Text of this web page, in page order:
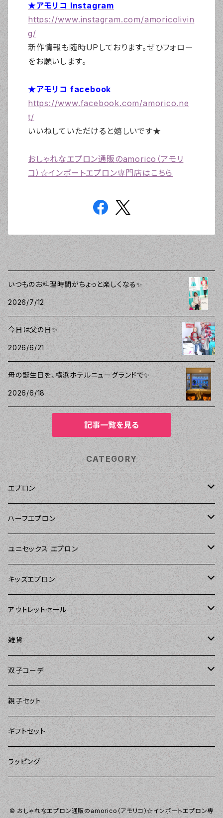
★アモリコ Instagram
https://www.instagram.com/amoricolivin
g/
新作情報も随時UPしております。ぜひフォロー
をお願いします。
★アモリコ facebook
https://www.facebook.com/amorico.ne
t/
いいねしていただけると嬉しいです★
おしゃれなエプロン通販のamorico（アモリ
コ）☆インポートエプロン専門店はこちら
いつものお料理時間がちょっと楽しくなる✨
2026/7/12
今日は父の日✨
2026/6/21
母の誕生日を、横浜ホテルニューグランドで✨
2026/6/18
記事一覧を見る
CATEGORY
エプロン
Kitsch'n Glam（キッチングラム）
Sierra Rose（シエラローズ）
Tarantinalovers（タランティーナ ラバーズ）
The Sunday Girl（ザサンデーガール）
Carolyn's Kitchen（キャロリンズキッチン）
Sugar baby aprons（シュガーベイビー）
DII（ディーアイアイ）
MOZI（モジ）
amorico（アモリコ）
I love Aprons（アラブエプロンズ）
ハーフエプロン
Sierra Rose（シエラローズ）
ユニセックス エプロン
DII（ディーアイアイ）
Sierra Rose（シエラローズ）
amorico（アモリコ）
キッズエプロン
Sierra Rose（シエラローズ）
The Sunday Girl（ザサンデーガール）
ASD Living（エーエスディーリビング）
Kitsch'n Glam（キッチングラム）
DII（ディーアイアイ）
アウトレットセール
エプロン
Kitsch'n Glam（キッチングラム）
Sierra Rose（シエラローズ）
DII（ディーアイアイ）
amorico（アモリコ）
Sugar baby aprons（シュガーベイビー）
Tarantinalovers（タランティーナ ラバーズ）
雑貨
amorico（アモリコ）
雑貨
amorico（アモリコ）
The Sunday Girl（ザサンデーガール）
DII（ディーアイアイ）
Kitsch'n Glam（キッチングラム）
双子コーデ
The Sunday Girl（サンデーガール）
親子セット
ギフトセット
ラッピング
© おしゃれなエプロン通販のamorico（アモリコ）☆インポートエプロン専